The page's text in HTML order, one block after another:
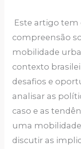
Este artigo
compreensão
mobilidade
contexto
desafios e
analisar as
caso e as
uma
discutir as